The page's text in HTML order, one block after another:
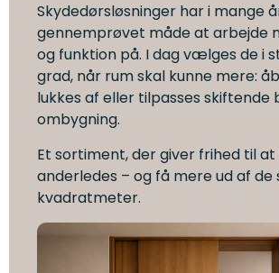
Skydedørsløsninger har i mange
gennemprøvet måde at arbejde
og funktion på. I dag vælges de i
grad, når rum skal kunne mere:
lukkes af eller tilpasses skiftende
ombygning.
Et sortiment, der giver frihed til
anderledes – og få mere ud af de
kvadratmeter.